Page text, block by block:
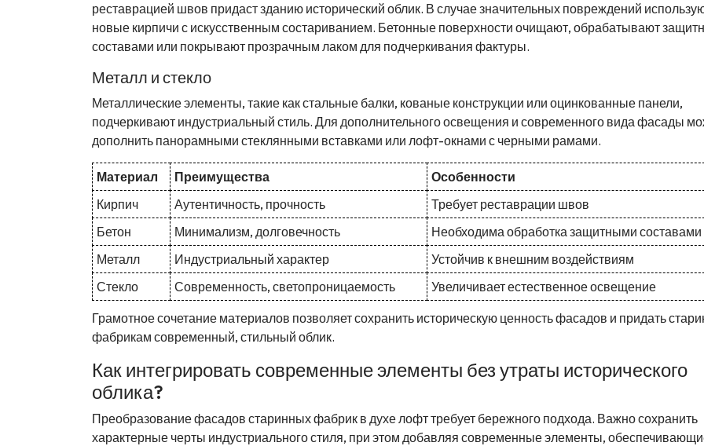
реставрацией швов придаст зданию исторический облик. В случае значительных повреждений
новые кирпичи с искусственным состариванием. Бетонные поверхности очищают, обрабатывают
составами или покрывают прозрачным лаком для подчеркивания фактуры.
Металл и стекло
Металлические элементы, такие как стальные балки, кованые конструкции или оцинкованные панели,
подчеркивают индустриальный стиль. Для дополнительного освещения и современного вида фасады
дополнить панорамными стеклянными вставками или лофт-окнами с черными рамами.
Материал Преимущества
Особенности
Кирпич
Аутентичность, прочность
Требует реставрации швов
Бетон
Минимализм, долговечность
Необходима обработка защитными составами
Металл
Индустриальный характер
Устойчив к внешним воздействиям
Стекло
Современность, светопроницаемость
Увеличивает естественное освещение
Грамотное сочетание материалов позволяет сохранить историческую ценность фасадов и придать
фабрикам современный, стильный облик.
Как интегрировать современные элементы без утраты исторического
облика?
Преобразование фасадов старинных фабрик в духе лофт требует бережного подхода. Важно сохранить
характерные черты индустриального стиля, при этом добавляя современные элементы,